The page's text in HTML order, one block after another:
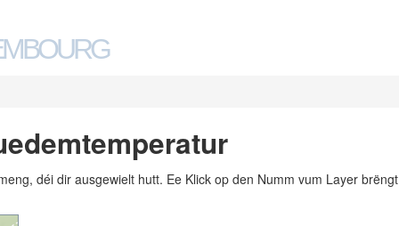
déi dir ausgewielt hutt. Ee Klick op den Numm vum Layer